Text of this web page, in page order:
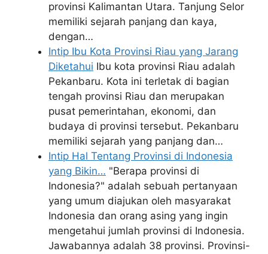
provinsi Kalimantan Utara. Tanjung Selor
memiliki sejarah panjang dan kaya,
dengan…
Intip Ibu Kota Provinsi Riau yang Jarang
Diketahui Ibu kota provinsi Riau adalah
Pekanbaru. Kota ini terletak di bagian
tengah provinsi Riau dan merupakan
pusat pemerintahan, ekonomi, dan
budaya di provinsi tersebut. Pekanbaru
memiliki sejarah yang panjang dan…
Intip Hal Tentang Provinsi di Indonesia
yang Bikin… "Berapa provinsi di
Indonesia?" adalah sebuah pertanyaan
yang umum diajukan oleh masyarakat
Indonesia dan orang asing yang ingin
mengetahui jumlah provinsi di Indonesia.
Jawabannya adalah 38 provinsi. Provinsi-